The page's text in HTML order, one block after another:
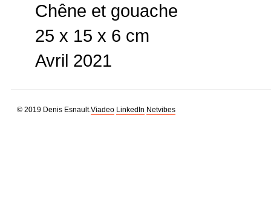
Chêne et gouache
25 x 15 x 6 cm
Avril 2021
© 2019 Denis Esnault.Viadeo LinkedIn Netvibes